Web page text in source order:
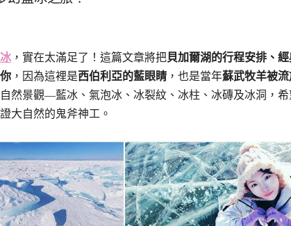
，實在太滿足了！這篇文章將把貝加爾湖的行程安排、經
，因為這裡是西伯利亞的藍眼睛 ，也是當年蘇武牧羊被流
然景觀—藍冰、氣泡冰、冰裂紋、冰柱、冰磚及冰洞，希
大自然的鬼斧神工。